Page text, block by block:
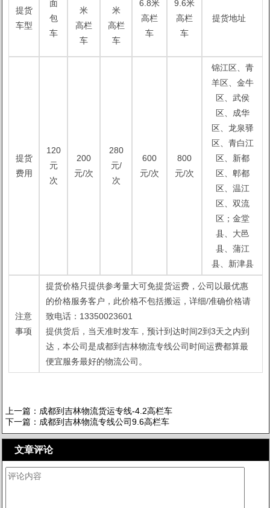
提货
车型
面
包
车
米
高栏
车
米
高栏
车
6.8米
高栏
车
9.6米
高栏
车
提货地址
提货
费用
120
元
次
200
元/次
280
元/
次
600
元/次
800
元/次
锦江区、青
羊区、金牛
区、武侯
区、成华
区、龙泉驿
区、青白江
区、新都
区、郫都
区、温江
区、双流
区；金堂
县、大邑
县、蒲江
县、新津县
注意
事项
提货价格只提供参考量大可免提货运费，公司以最优惠
的价格服务客户，此价格不包括搬运，详细/准确价格请
致电话：13350023601
提供货后，当天准时发车，预计到达时间2到3天之内到
达，本公司是成都到吉林物流专线公司时间运费都算最
便宜服务最好的物流公司。
上一篇： 成都到吉林物流货运专线-4.2高栏车
下一篇： 成都到吉林物流专线公司9.6高栏车
文章评论